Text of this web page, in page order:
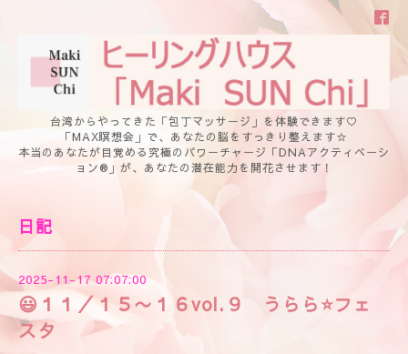
台湾からやってきた「包丁マッサージ」を体験できます♡
「MAX瞑想会」で、あなたの脳をすっきり整えます☆
本当のあなたが目覚める究極のパワーチャージ「DNAアクティベーシ
ョン®」が、あなたの潜在能力を開花させます！
日記
2025-11-17 07:07:00
😃１１／１５〜１６vol.９ うらら⭐️フェ
スタ